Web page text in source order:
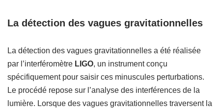
La détection des vagues gravitationnelles
La détection des vagues gravitationnelles a été réalisée
par l’interféromètre LIGO, un instrument conçu
spécifiquement pour saisir ces minuscules perturbations.
Le procédé repose sur l’analyse des interférences de la
lumière. Lorsque des vagues gravitationnelles traversent la